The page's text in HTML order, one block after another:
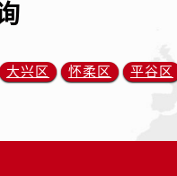
大兴区 怀柔区 平谷区